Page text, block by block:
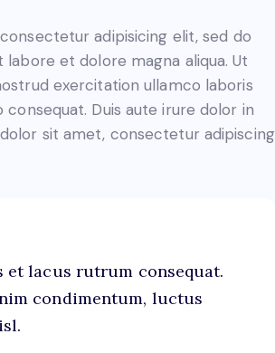
adipisicing elit, sed do
et dolore magna aliqua. Ut
exercitation ullamco laboris
Duis aute irure dolor in
sit amet, consectetur adipiscing
lacus rutrum consequat.
condimentum, luctus